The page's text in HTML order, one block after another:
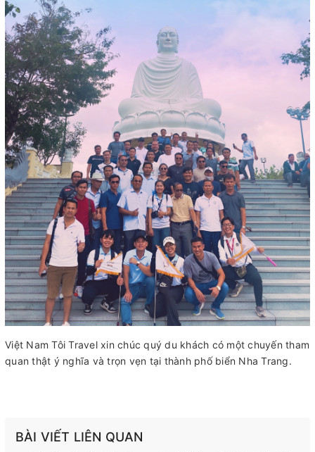
Việt Nam Tôi Travel xin chúc quý du khách có một chuyến tham
quan thật ý nghĩa và trọn vẹn tại thành phố biển Nha Trang.
BÀI VIẾT LIÊN QUAN